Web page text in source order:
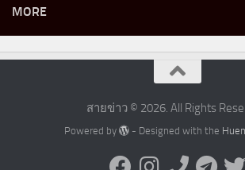
MORE
สายข่าว © 2026. All Rights
Powered by - Designed with the